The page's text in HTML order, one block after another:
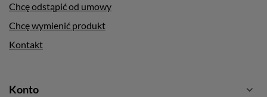
Chcę odstąpić od umowy
Chcę wymienić produkt
Kontakt
Konto